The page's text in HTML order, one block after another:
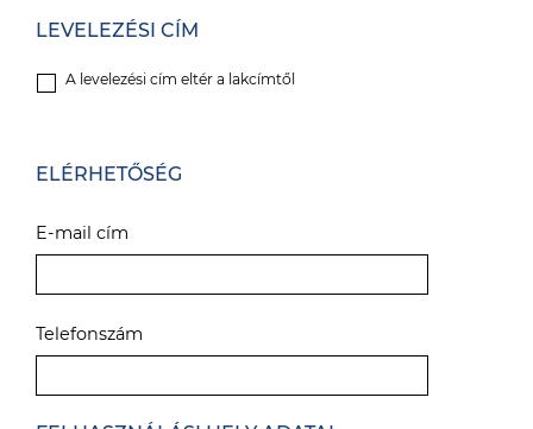
LEVELEZÉSI CÍM
A levelezési cím eltér a lakcímtől
ELÉRHETŐSÉG
E-mail cím
Telefonszám